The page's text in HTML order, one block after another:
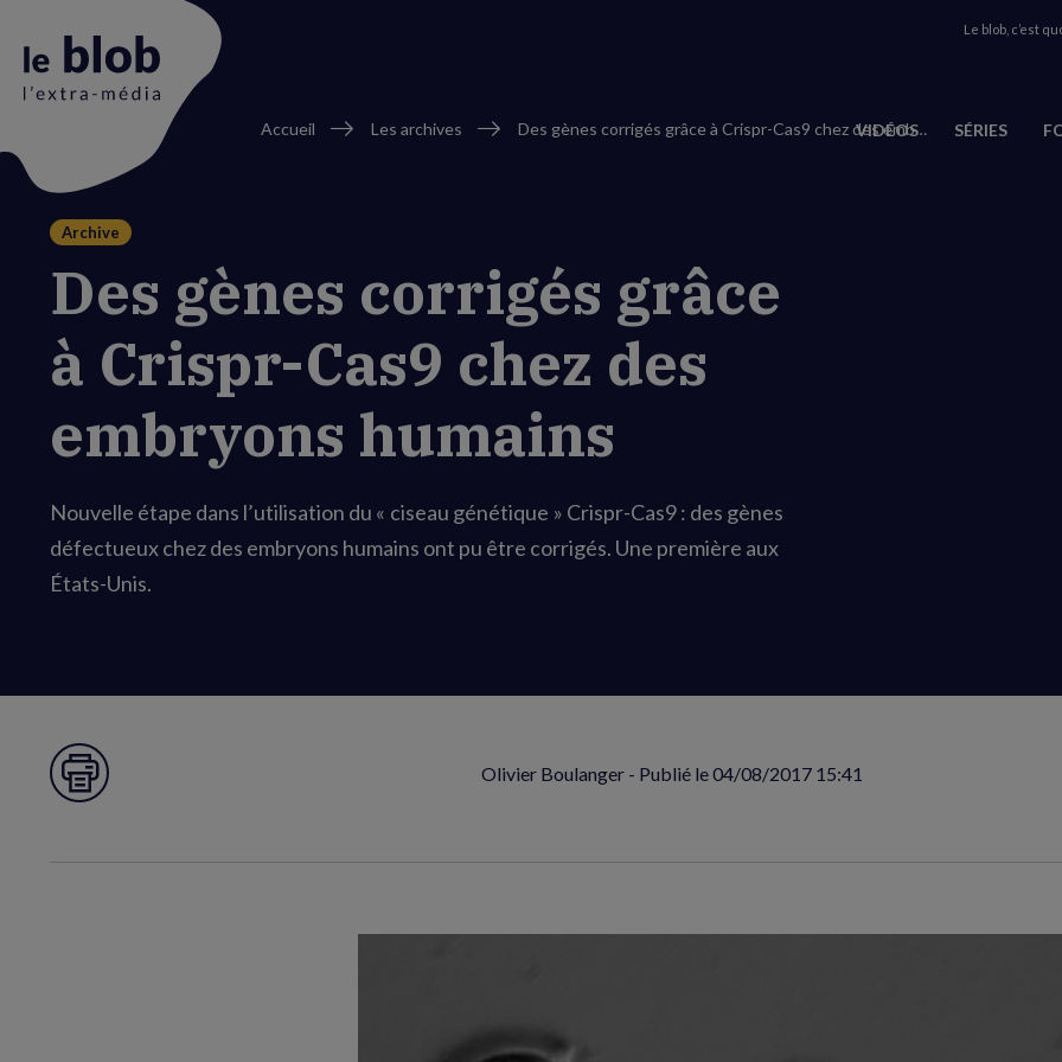
Animation
Le blob, c’est
VIDÉOS SÉRIES
Fil
Accueil Les archives Des gènes corrigés grâce à Crispr-Cas9 chez des embryons humains
Archive
Des gènes corrigés grâce
à Crispr-Cas9 chez des
embryons humains
Nouvelle étape dans l’utilisation du « ciseau génétique » Crispr-Cas9 : des gènes
défectueux chez des embryons humains ont pu être corrigés. Une première aux
États-Unis.
Imprimer la page Olivier Boulanger - Publié le04/08/2017 15:41